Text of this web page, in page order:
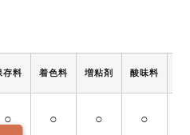
存料 着色料 増粘剤 酸味料
○ ○ ○ ○